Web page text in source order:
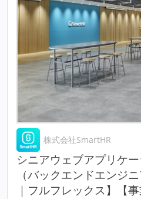
株式会社SmartHR
シニアウェブアプリケ
（バックエンドエンジ
｜フルフレックス】【事